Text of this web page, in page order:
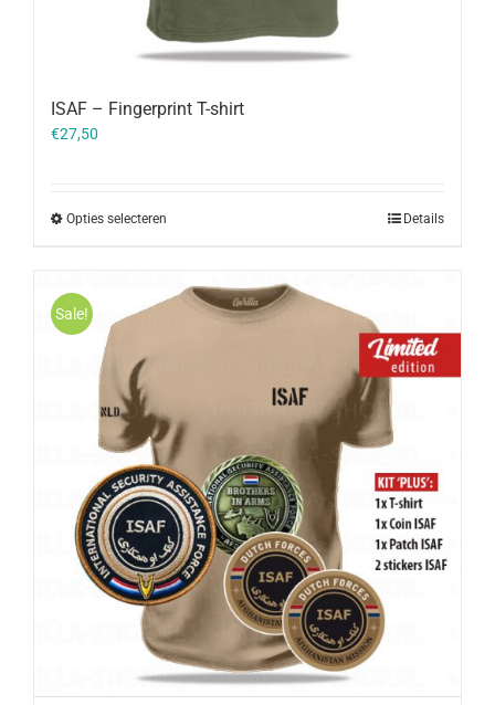
ISAF – Fingerprint T-shirt
€27,50
Opties selecteren Details
Sale!